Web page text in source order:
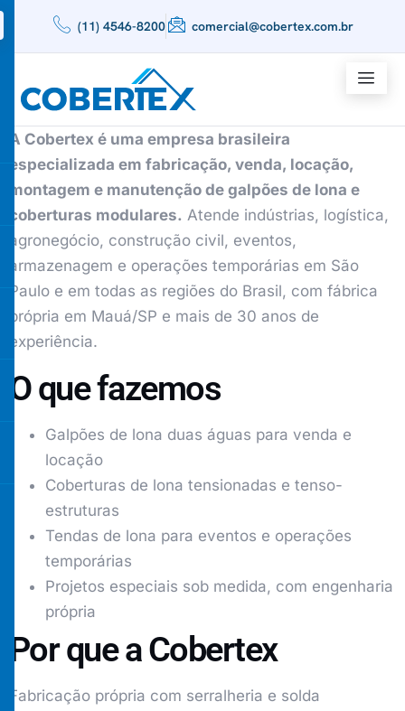
(11) 4546-8200 comercial@cobertex.com.br
A Cobertex é uma empresa brasileira
especializada em fabricação, venda, locação,
montagem e manutenção de galpões de lona e
coberturas modulares. Atende indústrias, logística,
agronegócio, construção civil, eventos,
armazenagem e operações temporárias em São
Paulo e em todas as regiões do Brasil, com fábrica
própria em Mauá/SP e mais de 30 anos de
experiência.
O que fazemos
Galpões de lona duas águas para venda e
locação
Coberturas de lona tensionadas e tenso-
estruturas
Tendas de lona para eventos e operações
temporárias
Projetos especiais sob medida, com engenharia
própria
Por que a Cobertex
Fabricação própria com serralheria e solda